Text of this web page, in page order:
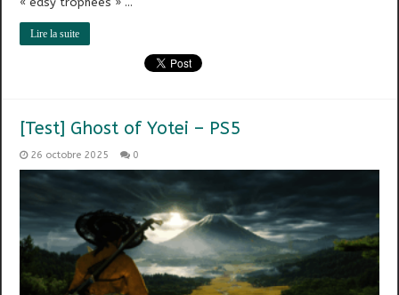
Lire la suite
[Test] Ghost of Yotei – PS5
26 octobre 2025 0